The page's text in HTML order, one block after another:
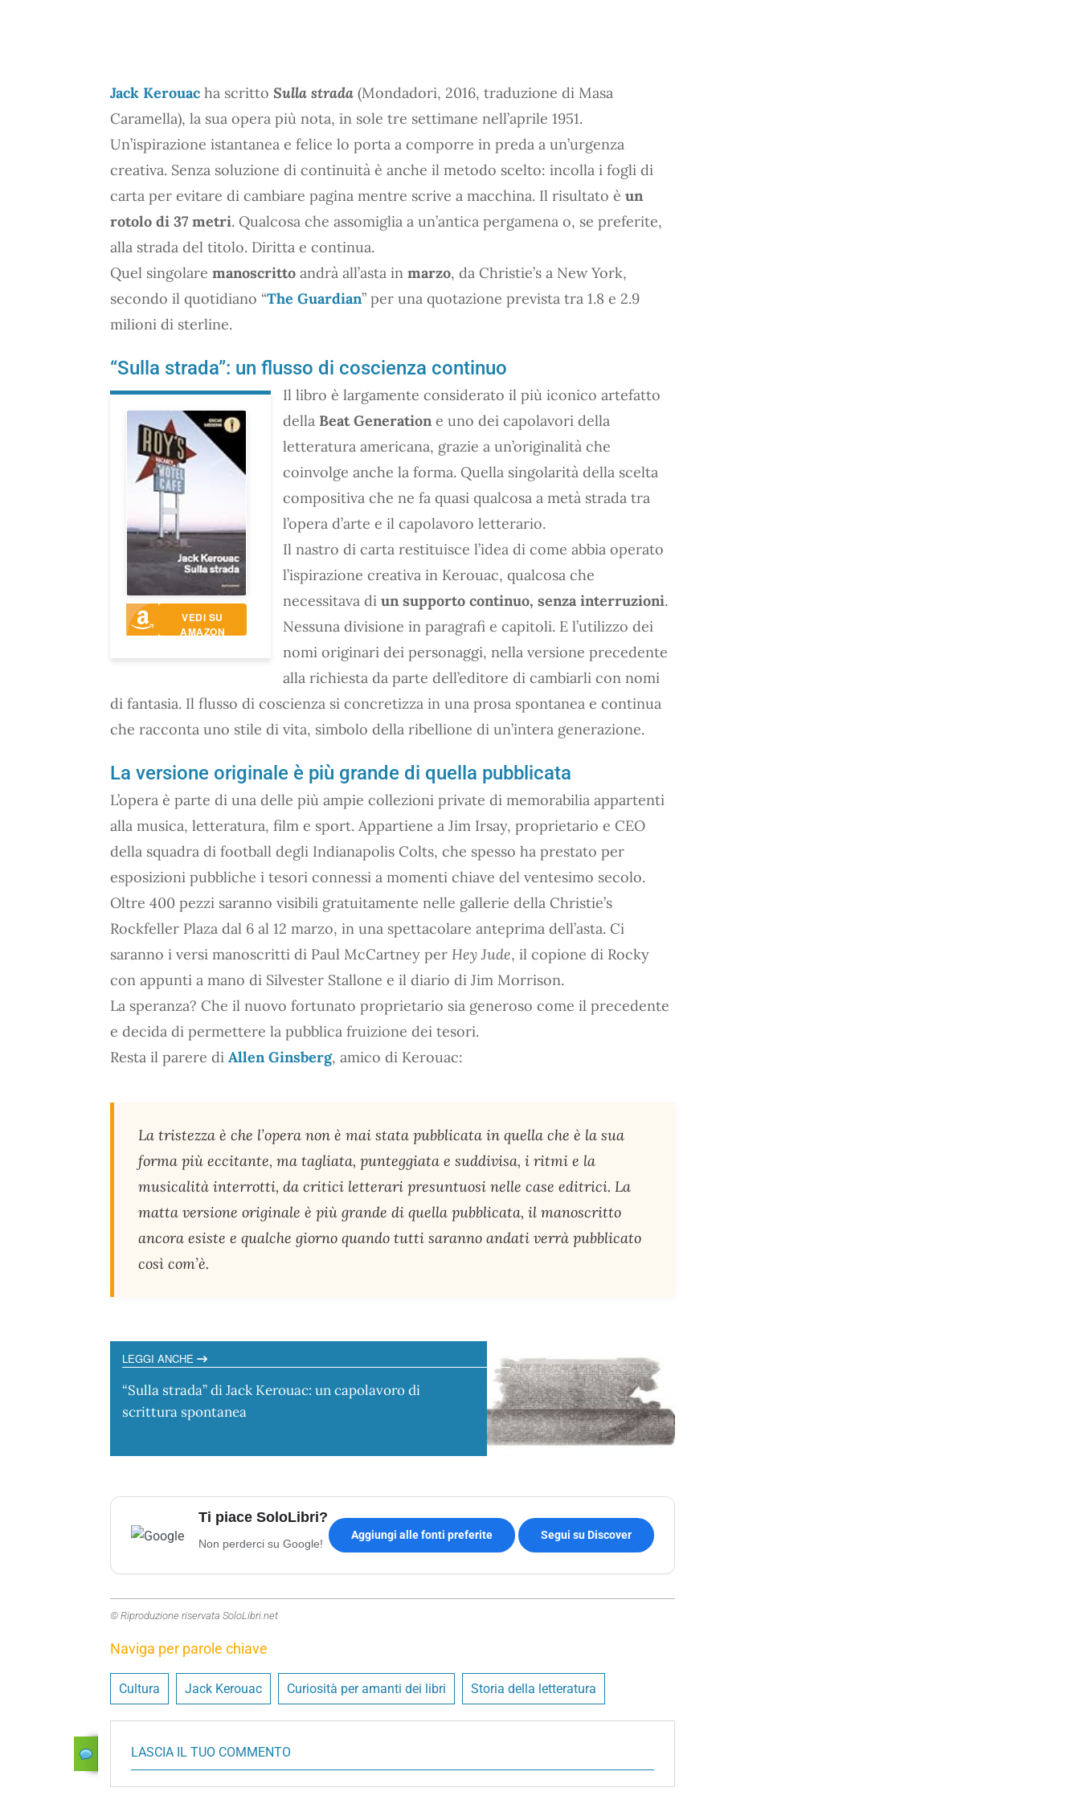
Jack Kerouac ha scritto Sulla strada (Mondadori, 2016, traduzione di Masa
Caramella), la sua opera più nota, in sole tre settimane nell’aprile 1951.
Un’ispirazione istantanea e felice lo porta a comporre in preda a un’urgenza
creativa. Senza soluzione di continuità è anche il metodo scelto: incolla i fogli di
carta per evitare di cambiare pagina mentre scrive a macchina. Il risultato è un
rotolo di 37 metri. Qualcosa che assomiglia a un’antica pergamena o, se preferite,
alla strada del titolo. Diritta e continua.
Quel singolare manoscritto andrà all’asta in marzo, da Christie’s a New York,
secondo il quotidiano “The Guardian” per una quotazione prevista tra 1.8 e 2.9
milioni di sterline.
“Sulla strada”: un flusso di coscienza continuo
VEDI SU
AMAZON
Il libro è largamente considerato il più iconico artefatto
della Beat Generation e uno dei capolavori della
letteratura americana, grazie a un’originalità che
coinvolge anche la forma. Quella singolarità della scelta
compositiva che ne fa quasi qualcosa a metà strada tra
l’opera d’arte e il capolavoro letterario.
Il nastro di carta restituisce l’idea di come abbia operato
l’ispirazione creativa in Kerouac, qualcosa che
necessitava di un supporto continuo, senza interruzioni.
Nessuna divisione in paragrafi e capitoli. E l’utilizzo dei
nomi originari dei personaggi, nella versione precedente
alla richiesta da parte dell’editore di cambiarli con nomi
di fantasia. Il flusso di coscienza si concretizza in una prosa spontanea e continua
che racconta uno stile di vita, simbolo della ribellione di un’intera generazione.
La versione originale è più grande di quella pubblicata
L’opera è parte di una delle più ampie collezioni private di memorabilia appartenti
alla musica, letteratura, film e sport. Appartiene a Jim Irsay, proprietario e CEO
della squadra di football degli Indianapolis Colts, che spesso ha prestato per
esposizioni pubbliche i tesori connessi a momenti chiave del ventesimo secolo.
Oltre 400 pezzi saranno visibili gratuitamente nelle gallerie della Christie’s
Rockfeller Plaza dal 6 al 12 marzo, in una spettacolare anteprima dell’asta. Ci
saranno i versi manoscritti di Paul McCartney per Hey Jude, il copione di Rocky
con appunti a mano di Silvester Stallone e il diario di Jim Morrison.
La speranza? Che il nuovo fortunato proprietario sia generoso come il precedente
e decida di permettere la pubblica fruizione dei tesori.
Resta il parere di Allen Ginsberg, amico di Kerouac:
La tristezza è che l’opera non è mai stata pubblicata in quella che è la sua
forma più eccitante, ma tagliata, punteggiata e suddivisa, i ritmi e la
musicalità interrotti, da critici letterari presuntuosi nelle case editrici. La
matta versione originale è più grande di quella pubblicata, il manoscritto
ancora esiste e qualche giorno quando tutti saranno andati verrà pubblicato
così com’è.
LEGGI ANCHE
“Sulla strada” di Jack Kerouac: un capolavoro di
scrittura spontanea
Ti piace SoloLibri?
Non perderci su Google!
Aggiungi alle fonti preferite Segui su Discover
© Riproduzione riservata SoloLibri.net
Naviga per parole chiave
Cultura Jack Kerouac Curiosità per amanti dei libri Storia della letteratura
LASCIA IL TUO COMMENTO